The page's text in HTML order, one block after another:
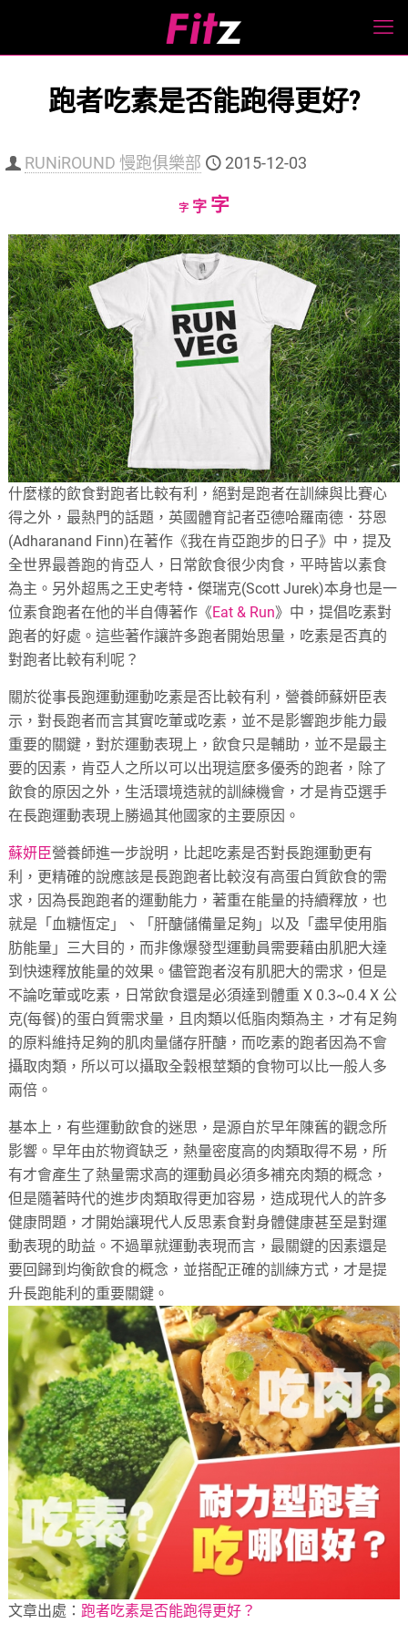
跑者吃素是否能跑得更好?
RUNiROUND 慢跑俱樂部 2015-12-03
字Decrease
size.
字Reset
size.
字Increase
size.
什麼樣的飲食對跑者比較有利，絕對是跑者在訓練與比賽心
得之外，最熱門的話題，英國體育記者亞德哈羅南德．芬恩
(Adharanand Finn)在著作《我在肯亞跑步的日子》中，提及
全世界最善跑的肯亞人，日常飲食很少肉食，平時皆以素食
為主。另外超馬之王史考特‧傑瑞克(Scott Jurek)本身也是一
位素食跑者在他的半自傳著作《Eat & Run》中，提倡吃素對
跑者的好處。這些著作讓許多跑者開始思量，吃素是否真的
對跑者比較有利呢？
關於從事長跑運動運動吃素是否比較有利，營養師蘇妍臣表
示，對長跑者而言其實吃葷或吃素，並不是影響跑步能力最
重要的關鍵，對於運動表現上，飲食只是輔助，並不是最主
要的因素，肯亞人之所以可以出現這麼多優秀的跑者，除了
飲食的原因之外，生活環境造就的訓練機會，才是肯亞選手
在長跑運動表現上勝過其他國家的主要原因。
蘇妍臣營養師進一步說明，比起吃素是否對長跑運動更有
利，更精確的說應該是長跑跑者比較沒有高蛋白質飲食的需
求，因為長跑跑者的運動能力，著重在能量的持續釋放，也
就是「血糖恆定」、「肝醣儲備量足夠」以及「盡早使用脂
肪能量」三大目的，而非像爆發型運動員需要藉由肌肥大達
到快速釋放能量的效果。儘管跑者沒有肌肥大的需求，但是
不論吃葷或吃素，日常飲食還是必須達到體重 X 0.3~0.4 X 公
克(每餐)的蛋白質需求量，且肉類以低脂肉類為主，才有足夠
的原料維持足夠的肌肉量儲存肝醣，而吃素的跑者因為不會
攝取肉類，所以可以攝取全穀根莖類的食物可以比一般人多
兩倍。
基本上，有些運動飲食的迷思，是源自於早年陳舊的觀念所
影響。早年由於物資缺乏，熱量密度高的肉類取得不易，所
有才會產生了熱量需求高的運動員必須多補充肉類的概念，
但是隨著時代的進步肉類取得更加容易，造成現代人的許多
健康問題，才開始讓現代人反思素食對身體健康甚至是對運
動表現的助益。不過單就運動表現而言，最關鍵的因素還是
要回歸到均衡飲食的概念，並搭配正確的訓練方式，才是提
升長跑能利的重要關鍵。
文章出處： 跑者吃素是否能跑得更好？